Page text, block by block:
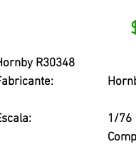
R30348
1/76